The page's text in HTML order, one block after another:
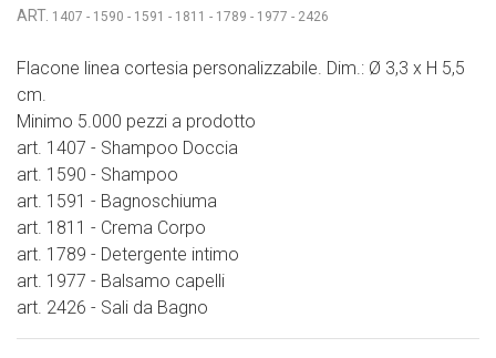
ART. 1407 - 1590 - 1591 - 1811 - 1789 - 1977 - 2426
Flacone linea cortesia personalizzabile. Dim.: Ø 3,3 x H 5,5
cm.
Minimo 5.000 pezzi a prodotto
art. 1407 - Shampoo Doccia
art. 1590 - Shampoo
art. 1591 - Bagnoschiuma
art. 1811 - Crema Corpo
art. 1789 - Detergente intimo
art. 1977 - Balsamo capelli
art. 2426 - Sali da Bagno